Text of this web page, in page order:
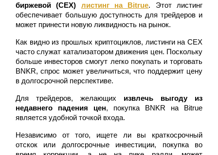
Стейкинг
Высокая прибыль и мгновенный доступ
Launchpool
Гибкая ставка для заработка популярных токенов
биржевой (CEX)
листинг на Bitrue. Этот листинг
обеспечивает большую доступность для трейдеров и
может принести новую ликвидность на рынок.
Как видно из прошлых криптоциклов, листинги на CEX
часто служат катализатором движения цен. Поскольку
больше инвесторов смогут легко покупать и торговать
BNKR, спрос может увеличиться, что поддержит цену
в долгосрочной перспективе.
Для трейдеров, желающих извлечь выгоду из
недавнего падения цен, покупка BNKR на Bitrue
является удобной точкой входа.
Независимо от того, ищете ли вы краткосрочный
отскок или долгосрочные инвестиции, покупка во